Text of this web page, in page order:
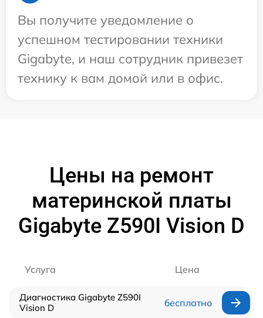
Вы получите уведомление о
успешном тестировании техники
Gigabyte, и наш сотрудник привезет
технику к вам домой или в офис.
Цены на ремонт
материнской платы
Gigabyte Z590I Vision D
Услуга Цена
Диагностика Gigabyte Z590I
Vision D
бесплатно